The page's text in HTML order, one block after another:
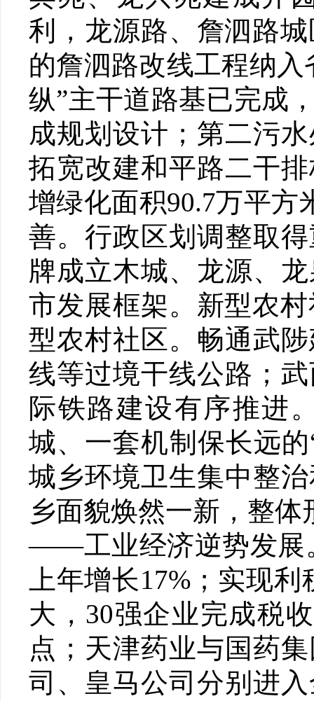
利，龙源路、詹泗路
的詹泗路改线工程纳
纵”主干道路基已完成
成规划设计；第二污
拓宽改建和平路二干
增绿化面积90.7万平方
善。行政区划调整取
牌成立木城、龙源、
市发展框架。新型农
型农村社区。畅通武
线等过境干线公路；
际铁路建设有序推进
城、一套机制保长远
城乡环境卫生集中整
乡面貌焕然一新，整体
——工业经济逆势发展
上年增长17%；实现
大，30强企业完成税
点；天津药业与国药
司、皇马公司分别进